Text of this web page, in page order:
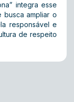
integra esse
busca ampliar o
responsável e
de respeito